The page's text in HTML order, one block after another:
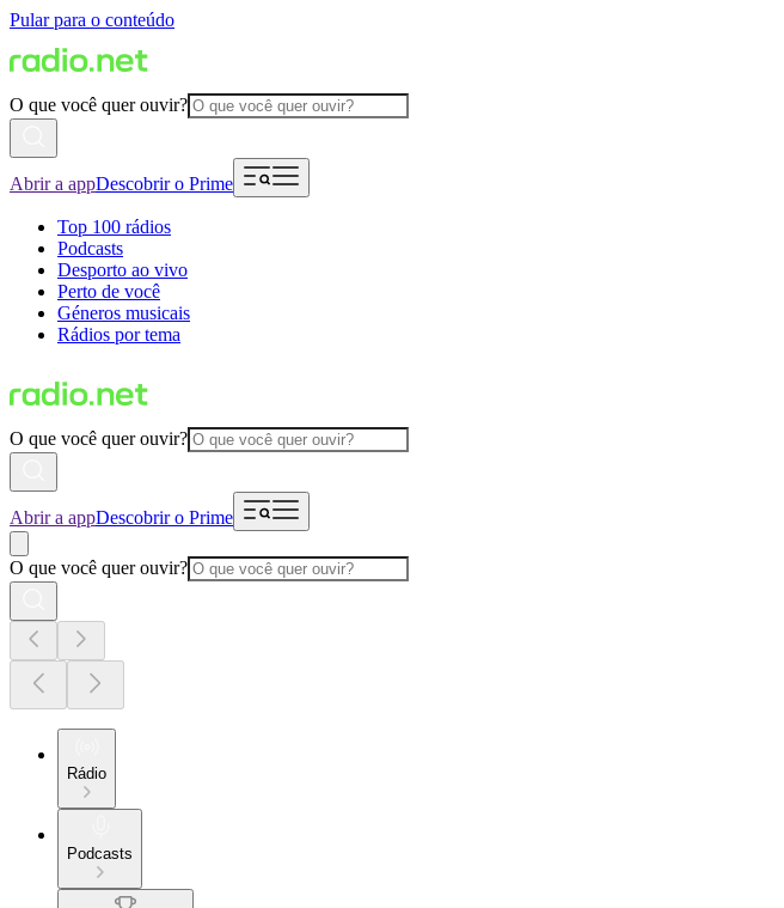
Pular para o conteúdo
O que você quer ouvir?
Abrir a appDescobrir o Prime
Top 100 rádios
Podcasts
Desporto ao vivo
Perto de você
Géneros musicais
Rádios por tema
O que você quer ouvir?
Abrir a appDescobrir o Prime
O que você quer ouvir?
Rádio
Podcasts